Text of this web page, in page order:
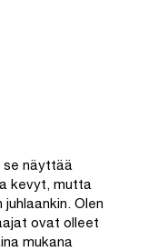
se näyttää
kevyt, mutta
juhlaankin. Olen
ovat olleet
mukana